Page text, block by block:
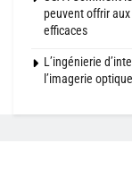
peuvent offrir
efficaces
L’ingénierie
l’imagerie